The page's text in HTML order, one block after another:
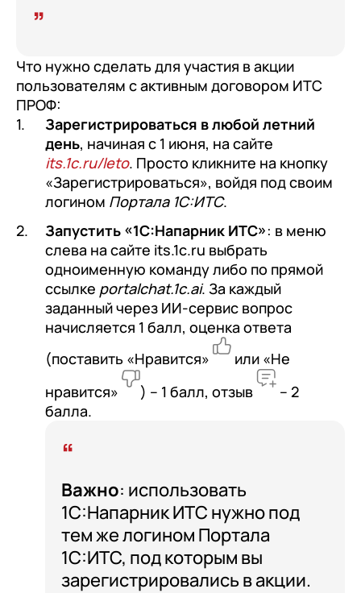
Что нужно сделать для участия в акции
пользователям с активным договором ИТС
ПРОФ:
Зарегистрироваться в любой летний
день, начиная с 1 июня, на сайте
its.1c.ru/leto. Просто кликните на кнопку
«Зарегистрироваться», войдя под своим
логином Портала 1С:ИТС.
Запустить «1С:Напарник ИТС»: в меню
слева на сайте its.1c.ru выбрать
одноименную команду либо по прямой
ссылке portalchat.1c.ai. За каждый
заданный через ИИ-сервис вопрос
начисляется 1 балл, оценка ответа
(поставить «Нравится»
или «Не
нравится»
) – 1 балл, отзыв
– 2
балла.
Важно: использовать
1С:Напарник ИТС нужно под
тем же логином Портала
1С:ИТС, под которым вы
зарегистрировались в акции.